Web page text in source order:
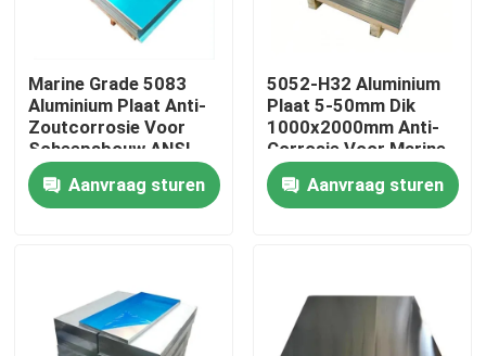
Thuis
video's
Marine Grade 5083
Aluminium Plaat Anti-
Zoutcorrosie Voor
Scheepsbouw ANSI
Gecertificeerd
Aanvraag sturen
5052-H32 Aluminium
Plaat 5-50mm Dik
1000x2000mm Anti-
Corrosie Voor Marine
Constructie
Aanvraag sturen